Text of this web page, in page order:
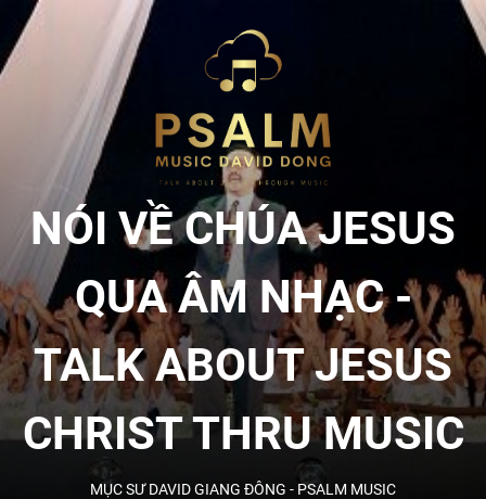
Skip
the
QUA
ÂM
NHẠC
NÓI VỀ CHÚA JESUS
QUA ÂM NHẠC -
TALK ABOUT JESUS
CHRIST THRU MUSIC
MỤC SƯ DAVID GIANG ĐÔNG - PSALM MUSIC